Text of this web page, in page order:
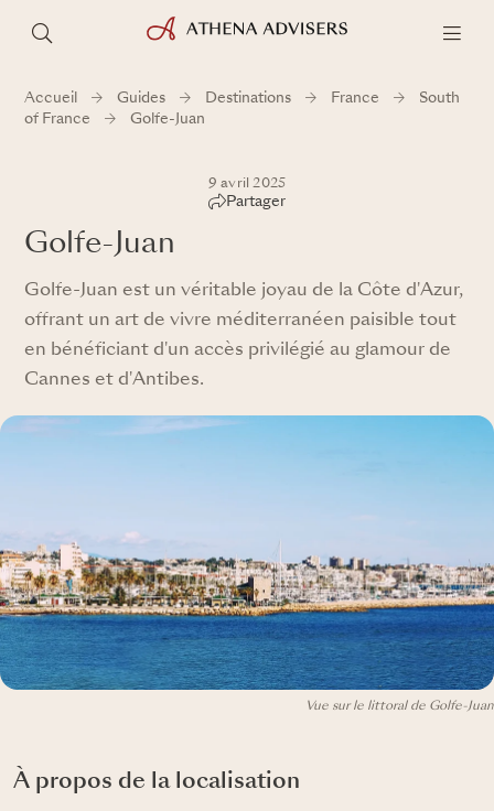
Accueil Guides Destinations France
South
of France
Golfe-Juan
9 avril 2025
Partager
Golfe-Juan
Golfe-Juan est un véritable joyau de la Côte d'Azur,
offrant un art de vivre méditerranéen paisible tout
en bénéficiant d'un accès privilégié au glamour de
Cannes et d'Antibes.
Vue sur le littoral de Golfe-Juan
À propos de la localisation